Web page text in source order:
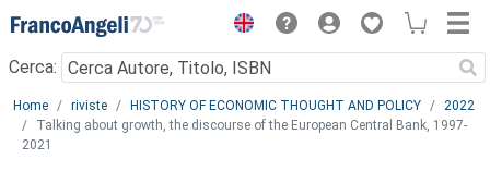
Menu
Cerca:
Main content
Home riviste HISTORY OF ECONOMIC THOUGHT AND POLICY
2022
Talking about growth, the discourse of the European Central Bank, 1997-
2021